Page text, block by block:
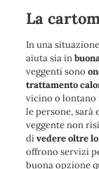
La
In una
aiuta sia in
veggenti sono
trattamento
vicino o lontano
le persone, sarà
veggente non
divedere oltre
offrono servizi
buona opzione